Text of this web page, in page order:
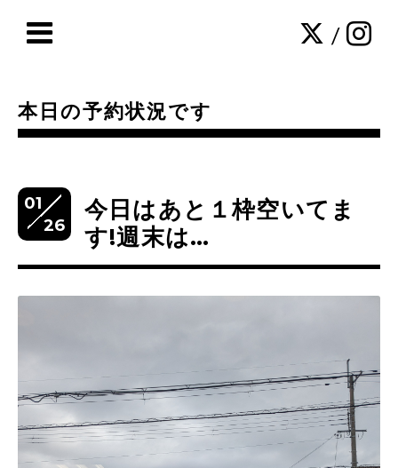
/
本日の予約状況です
01
26
今日はあと１枠空いてま
す!週末は…